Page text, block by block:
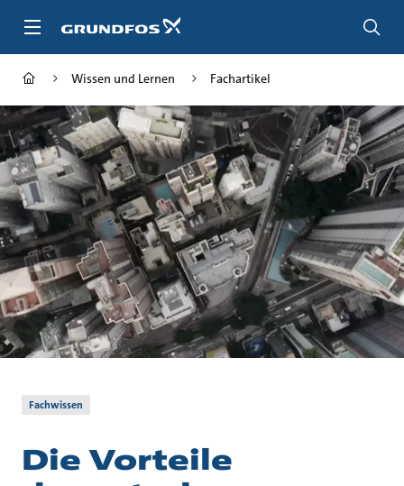
Inhalt
Wissen und Lernen Fachartikel
Fachwissen
Die Vorteile